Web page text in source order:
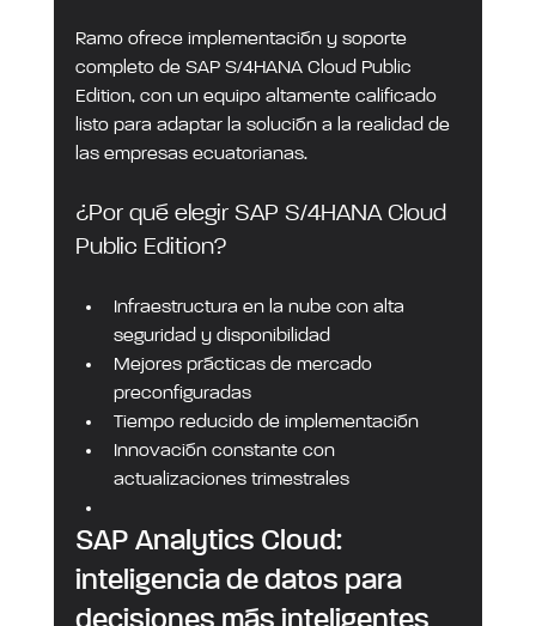
Ramo ofrece implementación y soporte
completo de SAP S/4HANA Cloud Public
Edition, con un equipo altamente calificado
listo para adaptar la solución a la realidad de
las empresas ecuatorianas.
¿Por qué elegir SAP S/4HANA Cloud
Public Edition?
Infraestructura en la nube con alta
seguridad y disponibilidad
Mejores prácticas de mercado
preconfiguradas
Tiempo reducido de implementación
Innovación constante con
actualizaciones trimestrales
SAP Analytics Cloud:
inteligencia de datos para